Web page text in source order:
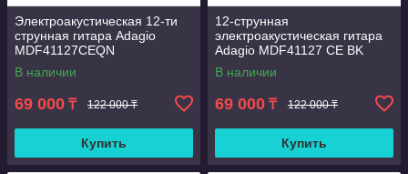
Электроакустическая 12-ти
струнная гитара Adagio
MDF41127CЕQN
В наличии
69 000 ₸ 122 000 ₸
Купить
12-струнная
электроакустическая гитара
Adagio MDF41127 CE BK
В наличии
69 000 ₸ 122 000 ₸
Купить